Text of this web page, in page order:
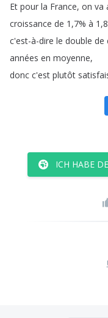
Et pour la France, on va
croissance de 1,7% à
c'est-à-dire le double de
années en moyenne,
donc c'est plutôt
ICH HABE